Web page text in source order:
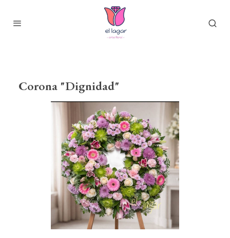
Corona "Dignidad"